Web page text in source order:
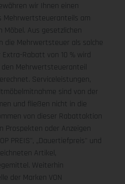
wir Ihnen einen
Mehrwertsteueranteils am
Aus gesetzlichen
die Mehrwertsteuer als solche
Rabatt von 10 % wird
Mehrwertsteueranteil
Serviceleistungen,
sind von der
und fließen nicht in die
von dieser Rabattaktion
Prospekten oder Anzeigen
PREIS", „Dauertiefpreis" und
Artikel,
Weiterhin
der Marken VON